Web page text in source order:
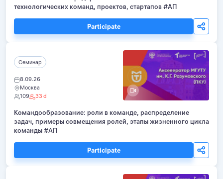
технологических команд, проектов, стартапов #АП
Participate
Семинар
8.09.26
Москва
109
33 d
Командообразование: роли в команде, распределение
задач, примеры совмещения ролей, этапы жизненного цикла
команды #АП
Participate